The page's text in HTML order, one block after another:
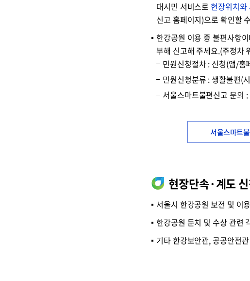
대시민 서비스로 현장위치와
신고 홈페이지)으로 확인할
한강공원 이용 중 불편사항
부해 신고해 주세요.(주정차
민원신청절차 : 신청(앱/
민원신청분류 : 생활불편(
서울스마트불편신고 문
서울스마트
현장단속·계도
서울시 한강공원 보전 및 이
한강공원 둔치 및 수상 관련
기타 한강보안관, 공공안전